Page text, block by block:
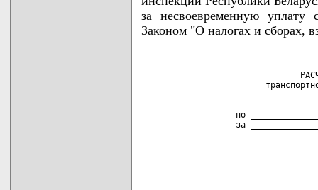
за несвоевременную уплату
Законом "О налогах и сборах,
по
за